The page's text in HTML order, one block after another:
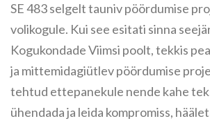
SE 483 selgelt tauniv pöördumise
volikogule. Kui see esitati sinna
Kogukondade Viimsi poolt, tekkis
ja mittemidagiütlev pöördumise
tehtud ettepanekule nende kahe
ühendada ja leida kompromiss,